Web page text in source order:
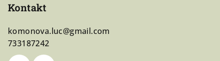
Kontakt
komonova.luc@gmail.com
733187242